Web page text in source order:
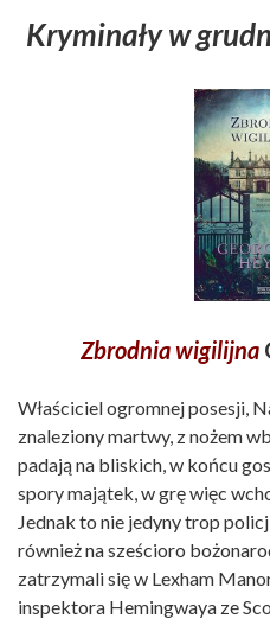
Kryminały w
Zbrodnia wigilijna
Właściciel ogromnej posesji,
znaleziony martwy, z nożem
padają na bliskich, w końcu
spory majątek, w grę więc
Jednak to nie jedyny trop
również na sześcioro
zatrzymali się w Lexham
inspektora Hemingwaya ze